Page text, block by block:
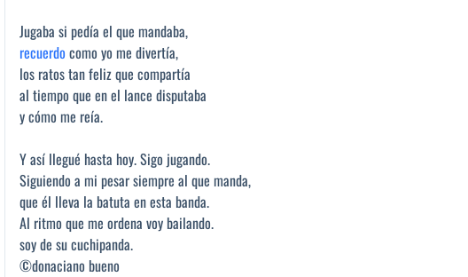
Jugaba si pedía el que mandaba,
recuerdo como yo me divertía,
los ratos tan feliz que compartía
al tiempo que en el lance disputaba
y cómo me reía.
Y así llegué hasta hoy. Sigo jugando.
Siguiendo a mi pesar siempre al que manda,
que él lleva la batuta en esta banda.
Al ritmo que me ordena voy bailando.
soy de su cuchipanda.
©donaciano bueno